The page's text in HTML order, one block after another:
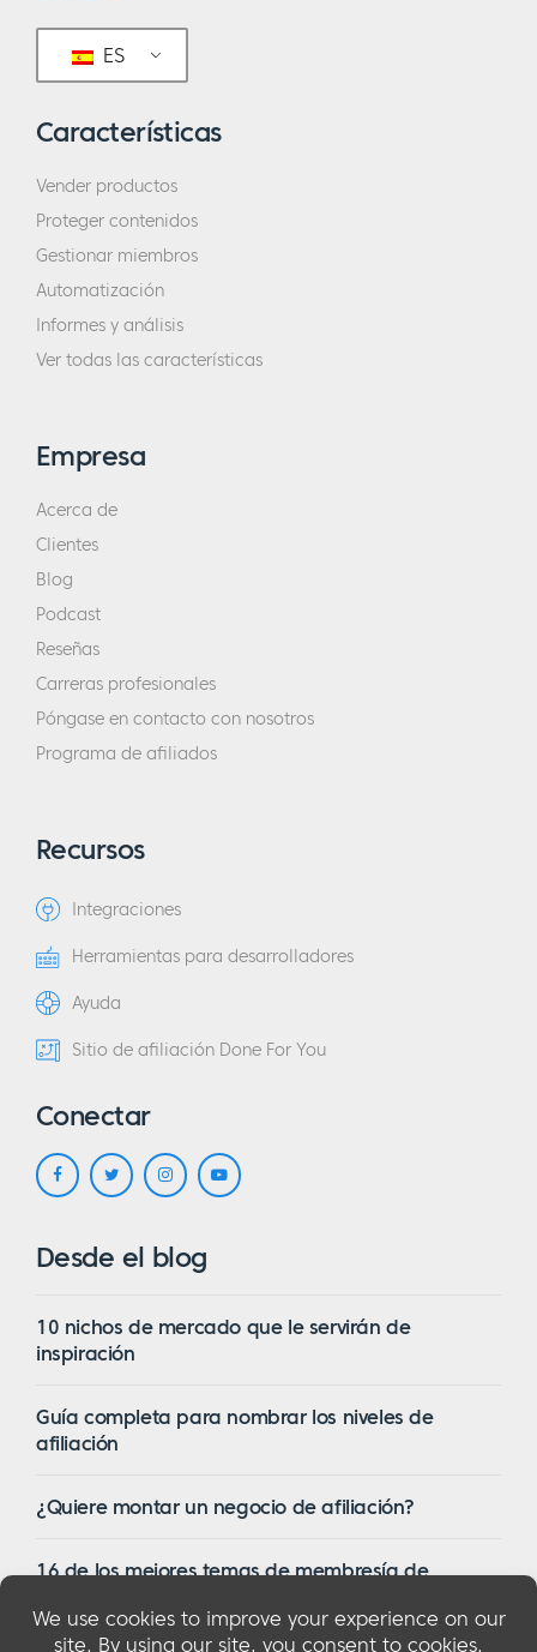
ES
Características
Vender productos
Proteger contenidos
Gestionar miembros
Automatización
Informes y análisis
Ver todas las características
Empresa
Acerca de
Clientes
Blog
Podcast
Reseñas
Carreras profesionales
Póngase en contacto con nosotros
Programa de afiliados
Recursos
Integraciones
Herramientas para desarrolladores
Ayuda
Sitio de afiliación Done For You
Conectar
Desde el blog
10 nichos de mercado que le servirán de
inspiración
Guía completa para nombrar los niveles de
afiliación
¿Quiere montar un negocio de afiliación?
16 de los mejores temas de membresía de